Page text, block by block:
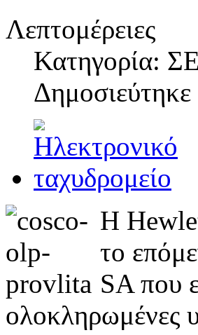
Λεπτομέρειες
Κατηγορία:
Δημοσιεύτηκε
Η
το
SA που
ολοκληρωμένες